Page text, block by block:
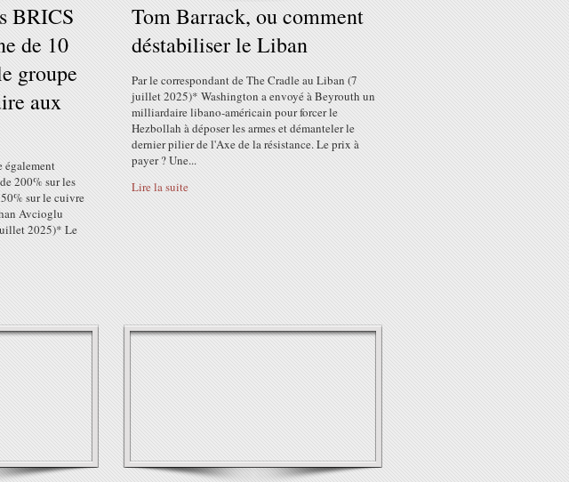
BRICS
de 10
groupe
aux
également
200% sur les
sur le cuivre
Avcioglu
2025)* Le
Tom Barrack, ou comment
déstabiliser le Liban
Par le correspondant de The Cradle au Liban (7
juillet 2025)* Washington a envoyé à Beyrouth un
milliardaire libano-américain pour forcer le
Hezbollah à déposer les armes et démanteler le
dernier pilier de l'Axe de la résistance. Le prix à
payer ? Une...
Lire la suite